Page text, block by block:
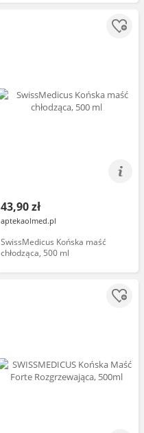
43,90 zł
aptekaolmed.pl
SwissMedicus Końska maść
chłodząca, 500 ml